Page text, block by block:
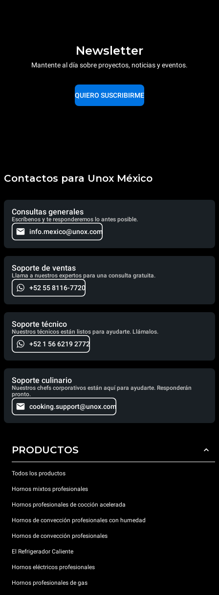
Newsletter
Mantente al día sobre proyectos, noticias y eventos.
QUIERO SUSCRIBIRME
Contactos para Unox México
Consultas generales
Escríbenos y te responderemos lo antes posible.
info.mexico@unox.com
Soporte de ventas
Llama a nuestros expertos para una consulta gratuita.
+52 55 8116-7720
Soporte técnico
Nuestros técnicos están listos para ayudarte. Llámalos.
+52 1 56 6219 2772
Soporte culinario
Nuestros chefs corporativos están aquí para ayudarte. Responderán
pronto.
cooking.support@unox.com
PRODUCTOS
Todos los productos
Hornos mixtos profesionales
Hornos profesionales de cocción acelerada
Hornos de convección profesionales con humedad
Hornos de convección profesionales
El Refrigerador Caliente
Hornos eléctricos profesionales
Hornos profesionales de gas